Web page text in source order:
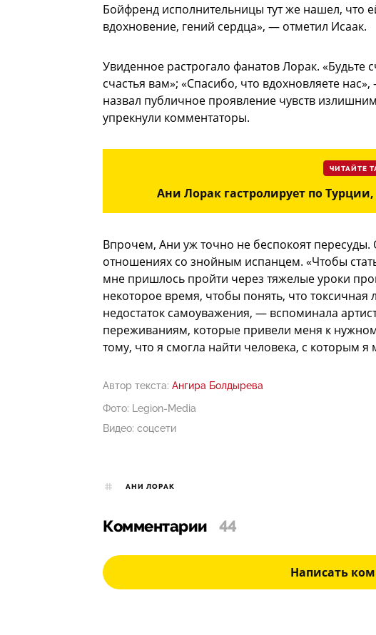
Бойфренд исполнительницы тут же нашел, что
вдохновение, гений сердца», — отметил Исаак.
Увиденное растрогало фанатов Лорак.
счастья вам»; «Спасибо, что вдохновляете
назвал публичное проявление чувств
упрекнули комментаторы.
ЧИТАЙТЕ
Ани Лорак гастролирует по
Впрочем, Ани уж точно не беспокоят пересуды.
отношениях со знойным испанцем. «Чтобы
мне пришлось пройти через тяжелые уроки
некоторое время, чтобы понять, что
недостаток самоуважения, — вспоминала
переживаниям, которые привели меня к
тому, что я смогла найти человека, с которым я
Автор текста: Ангира Болдырева
Фото: Legion-Media
Видео: соцсети
АНИ ЛОРАК
Комментарии 44
Написать